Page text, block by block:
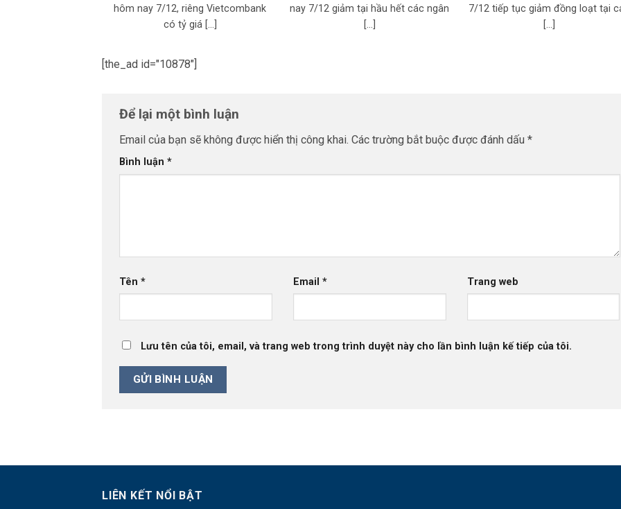
hôm nay 7/12, riêng Vietcombank
có tỷ giá [...]
nay 7/12 giảm tại hầu hết các ngân
[...]
7/12 tiếp tục giảm đồng loạt tại
[...]
[the_ad id="10878"]
Để lại một bình luận
Email của bạn sẽ không được hiển thị công khai. Các trường bắt buộc được đánh dấu *
Bình luận *
Tên * Email * Trang web
Lưu tên của tôi, email, và trang web trong trình duyệt này cho lần bình luận kế tiếp của tôi.
LIÊN KẾT NỔI BẬT